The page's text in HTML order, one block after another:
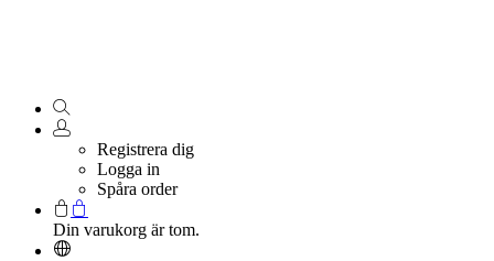
Registrera dig
Logga in
Spåra order
Din varukorg är tom.